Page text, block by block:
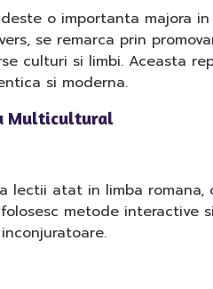
o importanta majora
se remarca prin
culturi si limbi. Aceasta
si moderna.
Multicultural
atat in limba
metode